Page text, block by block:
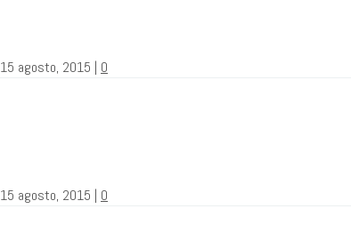
15 agosto, 2015 | 0
15 agosto, 2015 | 0